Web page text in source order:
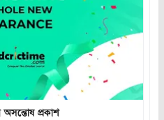
অসন্তোষ প্রকাশ